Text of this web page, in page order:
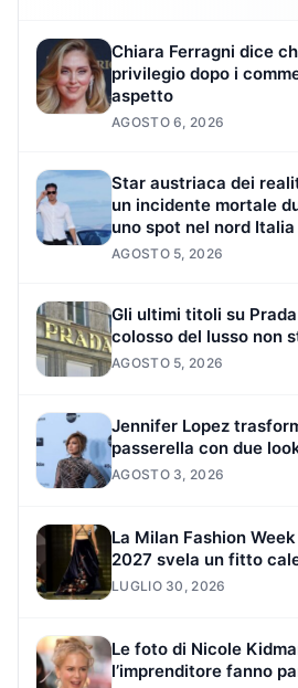
Chiara Ferragni dice
privilegio dopo i
aspetto
AGOSTO 6, 2026
Star austriaca dei
un incidente mortale
uno spot nel nord Italia
AGOSTO 5, 2026
Gli ultimi titoli su
colosso del lusso non
AGOSTO 5, 2026
Jennifer Lopez
passerella con due
AGOSTO 3, 2026
La Milan Fashion
2027 svela un fitto
LUGLIO 30, 2026
Le foto di Nicole
l’imprenditore fanno